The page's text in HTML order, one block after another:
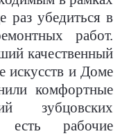
раз убедиться в
работ.
качественный
и Доме
комфортные
зубцовских
есть рабочие